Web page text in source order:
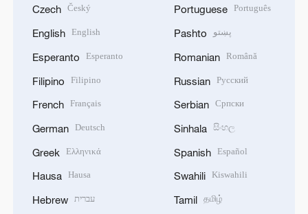
Czech Český
English English
Esperanto Esperanto
Filipino Filipino
French Français
German Deutsch
Greek Ελληνικά
Hausa Hausa
Hebrew עברית
Portuguese Português
Pashto پښتو
Romanian Română
Russian Русский
Serbian Српски
Sinhala සිංහල
Spanish Español
Swahili Kiswahili
Tamil தமிழ்